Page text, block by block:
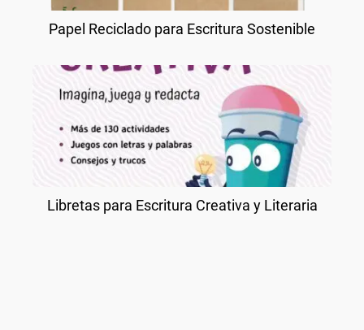
Papel Reciclado para Escritura Sostenible
Libretas para Escritura Creativa y Literaria